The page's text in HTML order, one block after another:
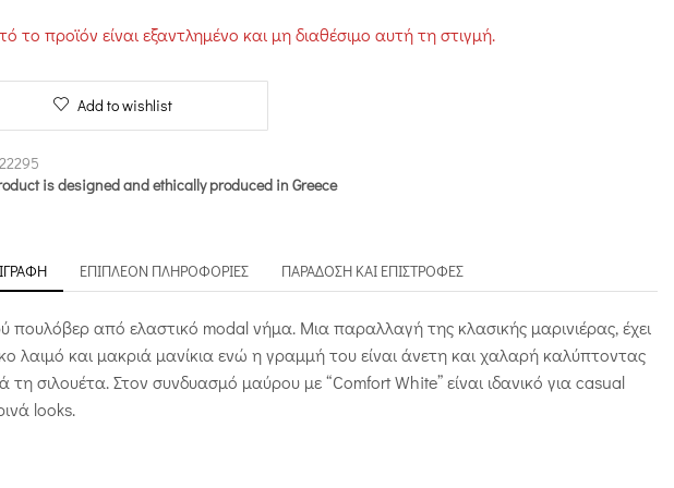
το προϊόν είναι εξαντλημένο και μη διαθέσιμο αυτή τη στιγμή.
Add to wishlist
is designed and ethically produced in Greece
ΕΠΙΠΛΈΟΝ ΠΛΗΡΟΦΟΡΊΕΣ ΠΑΡΆΔΟΣΗ ΚΑΙ ΕΠΙΣΤΡΟΦΈΣ
πουλόβερ από ελαστικό modal νήμα. Μια παραλλαγή της κλασικής μαρινιέρας, έχει
λαιμό και μακριά μανίκια ενώ η γραμμή του είναι άνετη και χαλαρή καλύπτοντας
τη σιλουέτα. Στον συνδυασμό μαύρου με “Comfort White” είναι ιδανικό για casual
looks.